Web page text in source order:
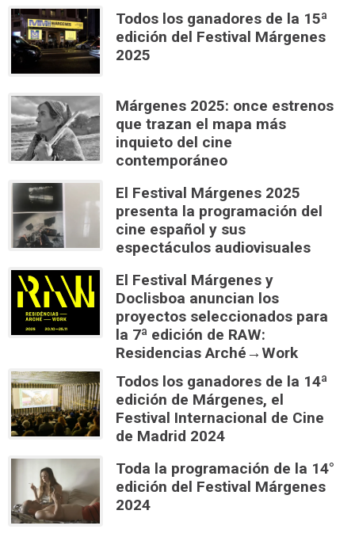
Todos los ganadores de la 15ª
edición del Festival Márgenes
2025
Márgenes 2025: once estrenos
que trazan el mapa más
inquieto del cine
contemporáneo
El Festival Márgenes 2025
presenta la programación del
cine español y sus
espectáculos audiovisuales
El Festival Márgenes y
Doclisboa anuncian los
proyectos seleccionados para
la 7ª edición de RAW:
Residencias Arché→Work
Todos los ganadores de la 14ª
edición de Márgenes, el
Festival Internacional de Cine
de Madrid 2024
Toda la programación de la 14°
edición del Festival Márgenes
2024